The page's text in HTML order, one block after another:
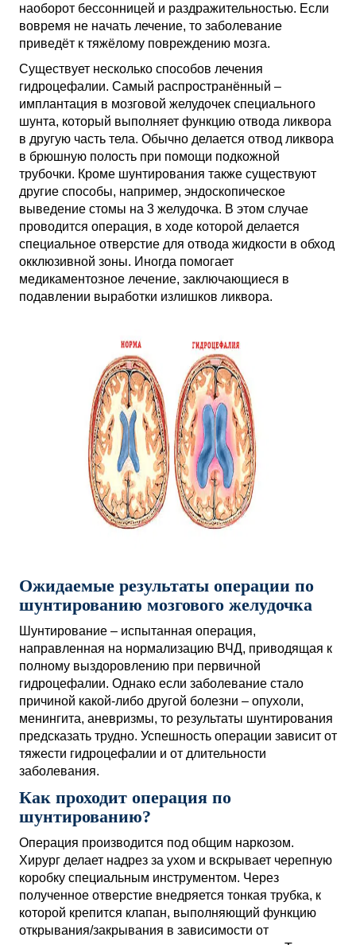
наоборот бессонницей и раздражительностью. Если
вовремя не начать лечение, то заболевание
приведёт к тяжёлому повреждению мозга.
Существует несколько способов лечения
гидроцефалии. Самый распространённый –
имплантация в мозговой желудочек специального
шунта, который выполняет функцию отвода ликвора
в другую часть тела. Обычно делается отвод ликвора
в брюшную полость при помощи подкожной
трубочки. Кроме шунтирования также существуют
другие способы, например, эндоскопическое
выведение стомы на 3 желудочка. В этом случае
проводится операция, в ходе которой делается
специальное отверстие для отвода жидкости в обход
окклюзивной зоны. Иногда помогает
медикаментозное лечение, заключающиеся в
подавлении выработки излишков ликвора.
Ожидаемые результаты операции по
шунтированию мозгового желудочка
Шунтирование – испытанная операция,
направленная на нормализацию ВЧД, приводящая к
полному выздоровлению при первичной
гидроцефалии. Однако если заболевание стало
причиной какой-либо другой болезни – опухоли,
менингита, аневризмы, то результаты шунтирования
предсказать трудно. Успешность операции зависит от
тяжести гидроцефалии и от длительности
заболевания.
Как проходит операция по
шунтированию?
Операция производится под общим наркозом.
Хирург делает надрез за ухом и вскрывает черепную
коробку специальным инструментом. Через
полученное отверстие внедряется тонкая трубка, к
которой крепится клапан, выполняющий функцию
открывания/закрывания в зависимости от